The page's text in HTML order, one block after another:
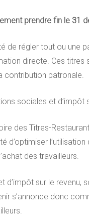
prendre fin le 31
de régler tout ou une
directe. Ces titres
contribution patronale.
sociales et d’impôt
des Titres-
d’optimiser
des travailleurs.
d’impôt sur le
s’annonce donc